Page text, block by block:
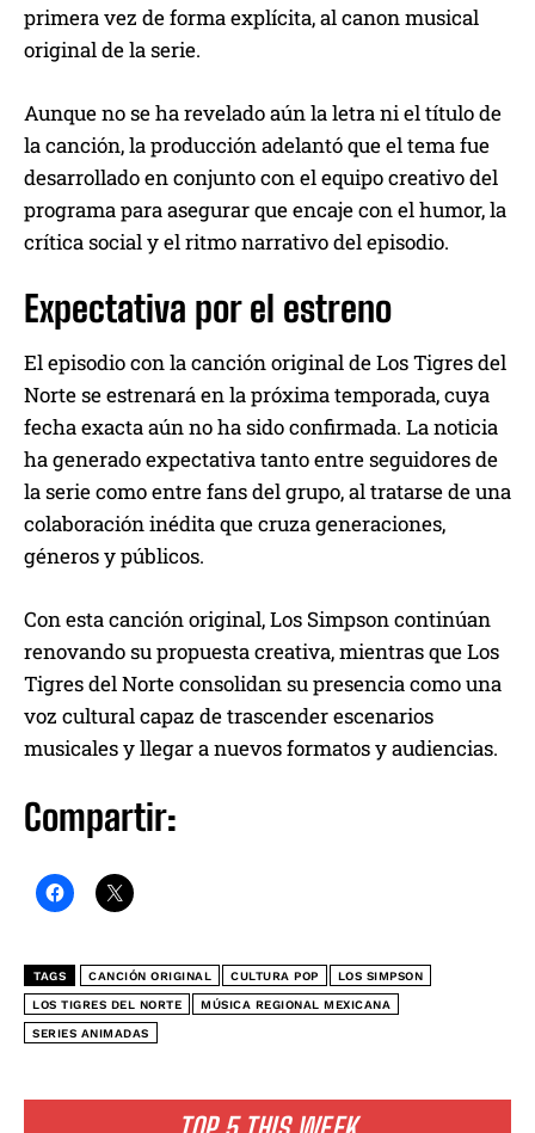
primera vez de forma explícita, al canon musical
original de la serie.
Aunque no se ha revelado aún la letra ni el título de
la canción, la producción adelantó que el tema fue
desarrollado en conjunto con el equipo creativo del
programa para asegurar que encaje con el humor, la
crítica social y el ritmo narrativo del episodio.
Expectativa por el estreno
El episodio con la canción original de Los Tigres del
Norte se estrenará en la próxima temporada, cuya
fecha exacta aún no ha sido confirmada. La noticia
ha generado expectativa tanto entre seguidores de
la serie como entre fans del grupo, al tratarse de una
colaboración inédita que cruza generaciones,
géneros y públicos.
Con esta canción original, Los Simpson continúan
renovando su propuesta creativa, mientras que Los
Tigres del Norte consolidan su presencia como una
voz cultural capaz de trascender escenarios
musicales y llegar a nuevos formatos y audiencias.
Compartir:
TAGS CANCIÓN ORIGINAL CULTURA POP LOS SIMPSON
LOS TIGRES DEL NORTE MÚSICA REGIONAL MEXICANA
SERIES ANIMADAS